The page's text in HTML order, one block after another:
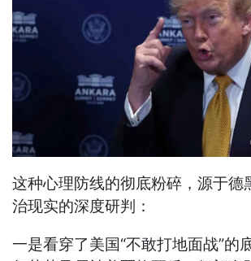
这种心理防线的彻底粉碎，源于德
治现实的深度研判：
一是看穿了美国“不敢打地面战”的